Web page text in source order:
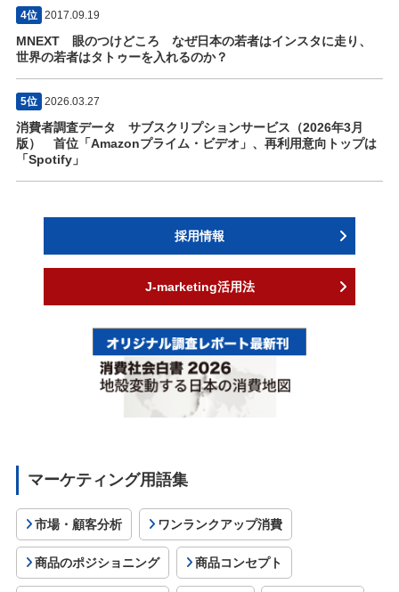
4位 2017.09.19
MNEXT 眼のつけどころ なぜ日本の若者はインスタに走り、
世界の若者はタトゥーを入れるのか？
5位 2026.03.27
消費者調査データ サブスクリプションサービス（2026年3月
版） 首位「Amazonプライム・ビデオ」、再利用意向トップは
「Spotify」
採用情報
J-marketing活用法
マーケティング用語集
市場・顧客分析 ワンランクアップ消費
商品のポジショニング 商品コンセプト